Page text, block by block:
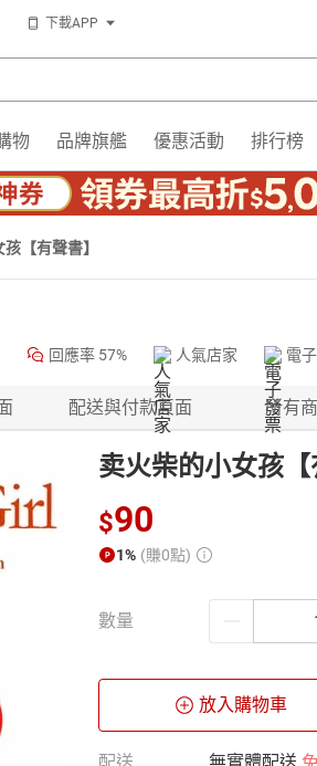
下載APP
物 品牌旗艦 優惠活動 排行榜
【有聲書】
回應率 57% 人氣店家 電
配送與付款頁面 所有
卖火柴的小女孩【
$90
1% (賺0點)
數量
放入購物車